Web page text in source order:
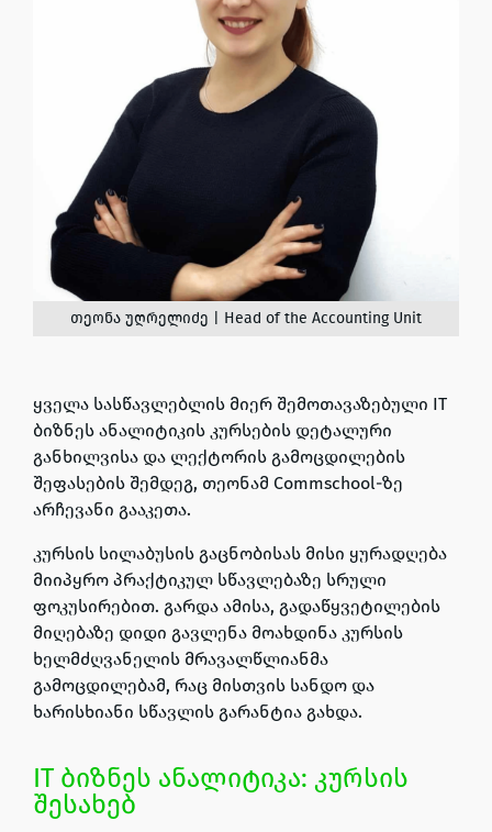
თეონა უღრელიძე | Head of the Accounting Unit
ყველა სასწავლებლის მიერ შემოთავაზებული IT
ბიზნეს ანალიტიკის კურსების დეტალური
განხილვისა და ლექტორის გამოცდილების
შეფასების შემდეგ, თეონამ Commschool-ზე
არჩევანი გააკეთა.
კურსის სილაბუსის გაცნობისას მისი ყურადღება
მიიპყრო პრაქტიკულ სწავლებაზე სრული
ფოკუსირებით. გარდა ამისა, გადაწყვეტილების
მიღებაზე დიდი გავლენა მოახდინა კურსის
ხელმძღვანელის მრავალწლიანმა
გამოცდილებამ, რაც მისთვის სანდო და
ხარისხიანი სწავლის გარანტია გახდა.
IT ბიზნეს ანალიტიკა: კურსის
შესახებ